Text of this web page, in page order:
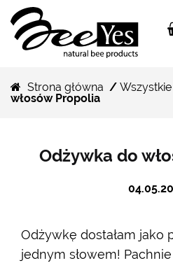
Strona główna /
włosów Propolia
Odżywka do
Odżywkę dostałam jako
jednym słowem!